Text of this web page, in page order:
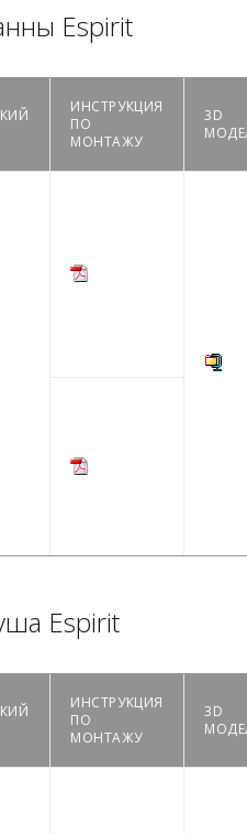
Espirit
ИНСТРУКЦИЯ
ПО
МОНТАЖУ
3D
Espirit
ИНСТРУКЦИЯ
ПО
МОНТАЖУ
3D